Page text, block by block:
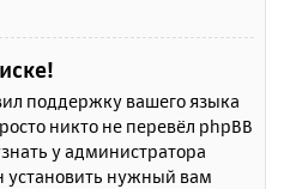
поддержку вашего языка
никто не перевёл phpBB
у администратора
нужный вам